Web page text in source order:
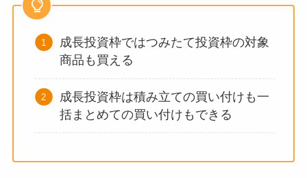
成長投資枠ではつみたて投資枠の対象
商品も買える
成長投資枠は積み立ての買い付けも一
括まとめての買い付けもできる